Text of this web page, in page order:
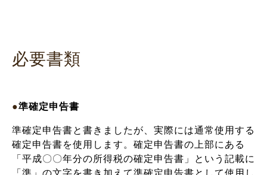
必要書類
●準確定申告書
準確定申告書と書きましたが、実際には通常使用する
確定申告書を使用します。確定申告書の上部にある
「平成〇〇年分の所得税の確定申告書」という記載に
「準」の文字を書き加えて準確定申告書として使用し